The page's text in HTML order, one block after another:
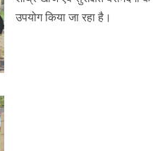
उपयोग किया जा रहा है।